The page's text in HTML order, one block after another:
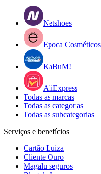
Netshoes
Epoca Cosméticos
KaBuM!
AliExpress
Todas as marcas
Todas as categorias
Todas as subcategorias
Serviços e benefícios
Cartão Luiza
Cliente Ouro
Magalu seguros